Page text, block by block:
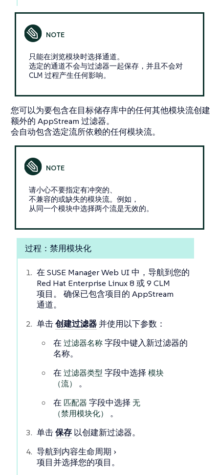
只能在浏览模块时选择通道。
选定的通道不会与过滤器一起保存，并且不会对
CLM 过程产生任何影响。
您可以为要包含在目标储存库中的任何其他模块流创建
额外的 AppStream 过滤器。
会自动包含选定流所依赖的任何模块流。
请小心不要指定有冲突的、
不兼容的或缺失的模块流。例如，
从同一个模块中选择两个流是无效的。
过程：禁用模块化
在 SUSE Manager Web UI 中，导航到您的
Red Hat Enterprise Linux 8 或 9 CLM
项目。 确保已包含项目的 AppStream
通道。
单击创建过滤器 并使用以下参数：
在 过滤器名称字段中键入新过滤器的
名称。
在 过滤器类型 字段中选择 模块
（流）
。
在 匹配器 字段中选择 无
（禁用模块化）
。
单击保存 以创建新过滤器。
导航到内容生命周期
项目并选择您的项目。